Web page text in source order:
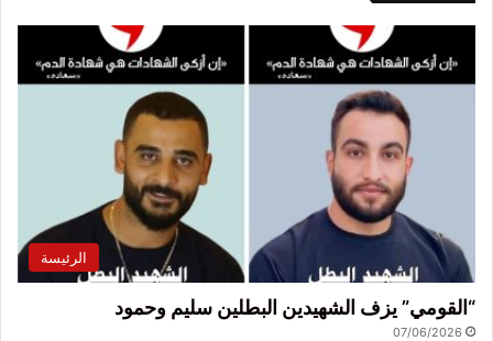
الرئيسة
“القومي” يزف الشهيدين البطلين سليم وحمود
07/06/2026